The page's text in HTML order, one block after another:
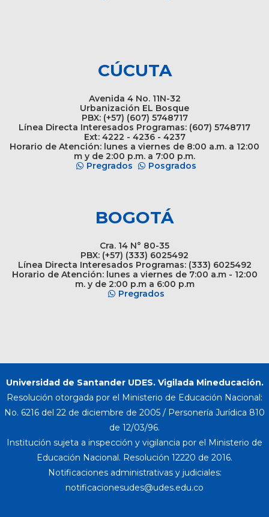
CÚCUTA
Avenida 4 No. 11N-32
Urbanización EL Bosque
PBX: (+57) (607) 5748717
Línea Directa Interesados Programas: (607) 5748717
Ext: 4222 - 4236 - 4237
Horario de Atención: lunes a viernes de 8:00 a.m. a 12:00
m y de 2:00 p.m. a 7:00 p.m.
Pregrados
Posgrados
BOGOTÁ
Cra. 14 N° 80-35
PBX: (+57) (333) 6025492
Línea Directa Interesados Programas: (333) 6025492
Horario de Atención: lunes a viernes de 7:00 a.m - 12:00
m. y de 2:00 p.m a 6:00 p.m
Pregrados
Universidad de Santander UDES. Vigilada Mineducación.
Resolución otorgada por el Ministerio de Educación Nacional:
No. 6216 del 22 de diciembre de 2005 / Personería Jurídica 810
de 12/03/96.
Institución sujeta a inspección y vigilancia por el Ministerio de
Educación Nacional. Resolución 12220 de 2016.
Notificaciones administrativas y judiciales: